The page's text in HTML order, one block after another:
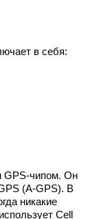
в себя:
GPS-чипом. Он
(A-GPS). В
никакие
Cell